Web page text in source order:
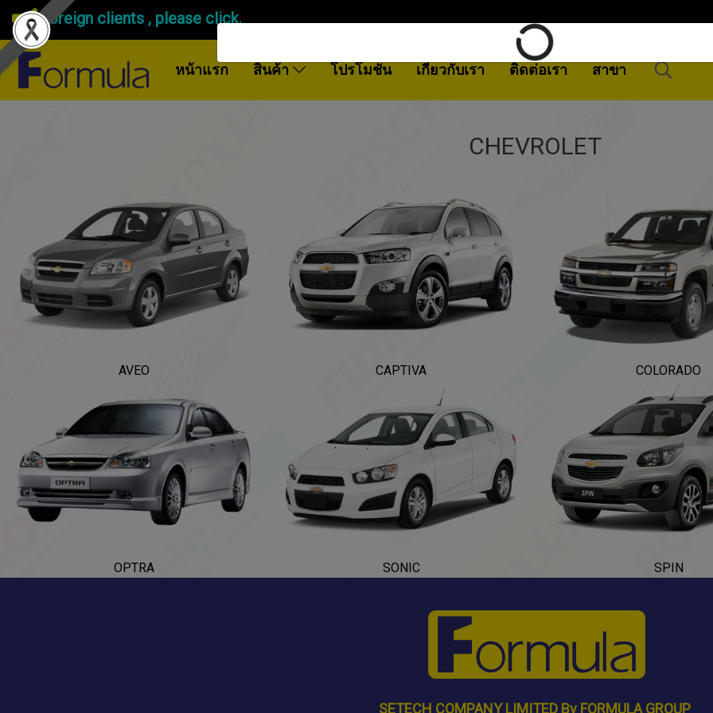
Foreign clients , please click.
หน้าแรก สินค้า โปรโมชั่น เกี่ยวกับเรา ติดต่อเรา สาขา
CHEVROLET
AVEO CAPTIVA COLORADO
OPTRA SONIC SPIN
SETECH COMPANY LIMITED By FORMULA GROUP